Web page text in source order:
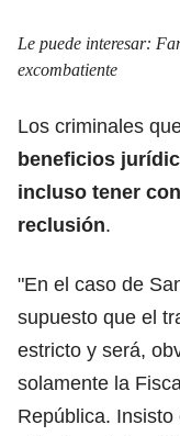
Le puede interesar:
excombatiente
Los criminales
beneficios
incluso tener
reclusión.
"En el caso de
supuesto que el
estricto y será,
solamente la
República.